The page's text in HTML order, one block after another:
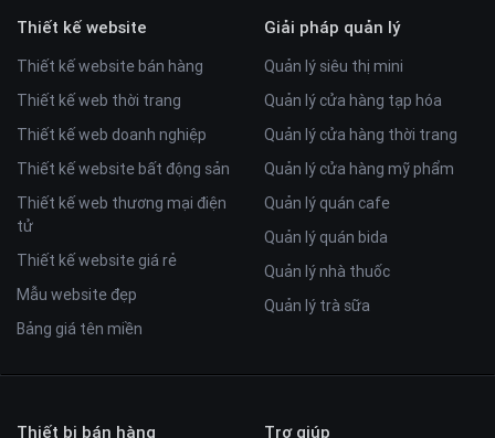
Thiết kế website
Thiết kế website bán hàng
Thiết kế web thời trang
Thiết kế web doanh nghiệp
Thiết kế website bất động sản
Thiết kế web thương mại điện
tử
Thiết kế website giá rẻ
Mẫu website đẹp
Bảng giá tên miền
Giải pháp quản lý
Quản lý siêu thị mini
Quản lý cửa hàng tạp hóa
Quản lý cửa hàng thời trang
Quản lý cửa hàng mỹ phẩm
Quản lý quán cafe
Quản lý quán bida
Quản lý nhà thuốc
Quản lý trà sữa
Thiết bị bán hàng Trợ giúp